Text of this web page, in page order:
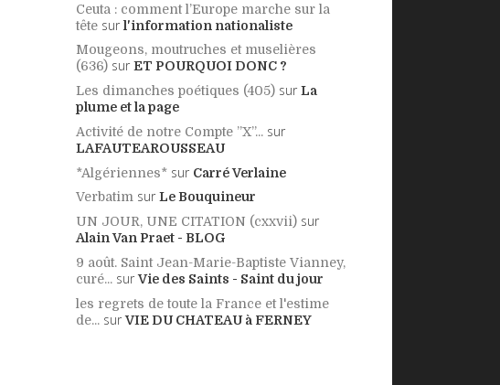
Ceuta : comment l’Europe marche sur la
tête sur l'information nationaliste
Mougeons, moutruches et muselières
(636) sur ET POURQUOI DONC ?
Les dimanches poétiques (405) sur La
plume et la page
Activité de notre Compte ”X”... sur
LAFAUTEAROUSSEAU
*Algériennes* sur Carré Verlaine
Verbatim sur Le Bouquineur
UN JOUR, UNE CITATION (cxxvii) sur
Alain Van Praet - BLOG
9 août. Saint Jean-Marie-Baptiste Vianney,
curé... surVie des Saints - Saint du jour
les regrets de toute la France et l'estime
de... surVIE DU CHATEAU à FERNEY